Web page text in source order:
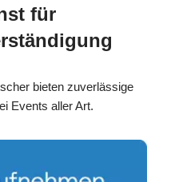
für
bieten zuverlässige
Events aller Art.